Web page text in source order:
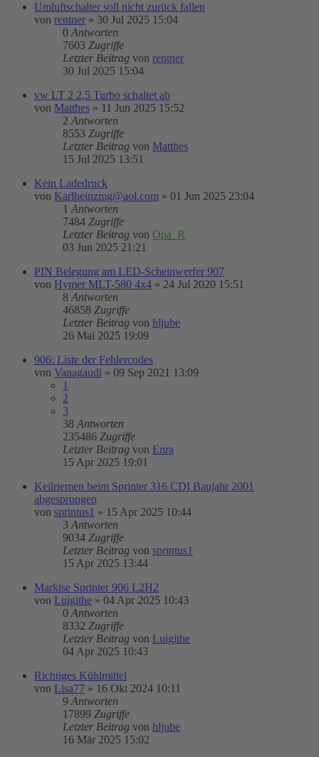
Umluftschalter soll nicht zurück fallen
von rentner » 30 Jul 2025 15:04
0 Antworten
7603 Zugriffe
Letzter Beitrag von rentner
30 Jul 2025 15:04
vw LT 2 2,5 Turbo schaltet ab
von Matthes » 11 Jun 2025 15:52
2 Antworten
8553 Zugriffe
Letzter Beitrag von Matthes
15 Jul 2025 13:51
Kein Ladedruck
von Karlheinzmg@aol.com » 01 Jun 2025 23:04
1 Antworten
7484 Zugriffe
Letzter Beitrag von Opa_R
03 Jun 2025 21:21
PIN Belegung am LED-Scheinwerfer 907
von Hymer MLT-580 4x4 » 24 Jul 2020 15:51
8 Antworten
46858 Zugriffe
Letzter Beitrag von hljube
26 Mai 2025 19:09
906: Liste der Fehlercodes
von Vanagaudi » 09 Sep 2021 13:09
1
2
3
38 Antworten
235486 Zugriffe
Letzter Beitrag von Enra
15 Apr 2025 19:01
Keilriemen beim Sprinter 316 CDI Baujahr 2001
abgesprungen
von sprintus1 » 15 Apr 2025 10:44
3 Antworten
9034 Zugriffe
Letzter Beitrag von sprintus1
15 Apr 2025 13:44
Markise Sprinter 906 L2H2
von Luigithe » 04 Apr 2025 10:43
0 Antworten
8332 Zugriffe
Letzter Beitrag von Luigithe
04 Apr 2025 10:43
Richtiges Kühlmittel
von Lisa77 » 16 Okt 2024 10:11
9 Antworten
17899 Zugriffe
Letzter Beitrag von hljube
16 Mär 2025 15:02